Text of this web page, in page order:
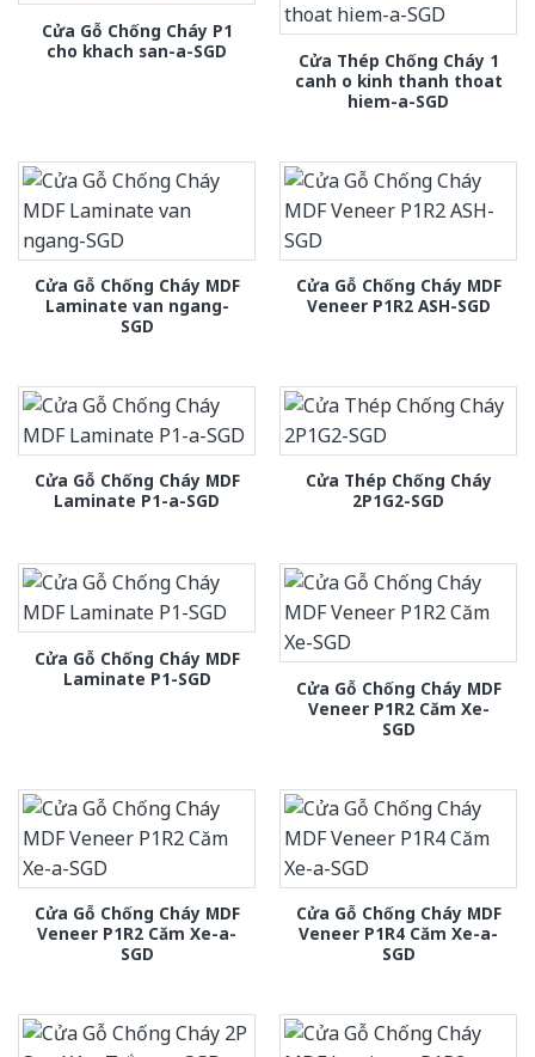
Cửa Gỗ Chống Cháy P1
cho khach san-a-SGD
Cửa Thép Chống Cháy 1
canh o kinh thanh thoat
hiem-a-SGD
Cửa Gỗ Chống Cháy MDF
Laminate van ngang-
SGD
Cửa Gỗ Chống Cháy MDF
Veneer P1R2 ASH-SGD
Cửa Gỗ Chống Cháy MDF
Laminate P1-a-SGD
Cửa Thép Chống Cháy
2P1G2-SGD
Cửa Gỗ Chống Cháy MDF
Laminate P1-SGD
Cửa Gỗ Chống Cháy MDF
Veneer P1R2 Căm Xe-
SGD
Cửa Gỗ Chống Cháy MDF
Veneer P1R2 Căm Xe-a-
SGD
Cửa Gỗ Chống Cháy MDF
Veneer P1R4 Căm Xe-a-
SGD